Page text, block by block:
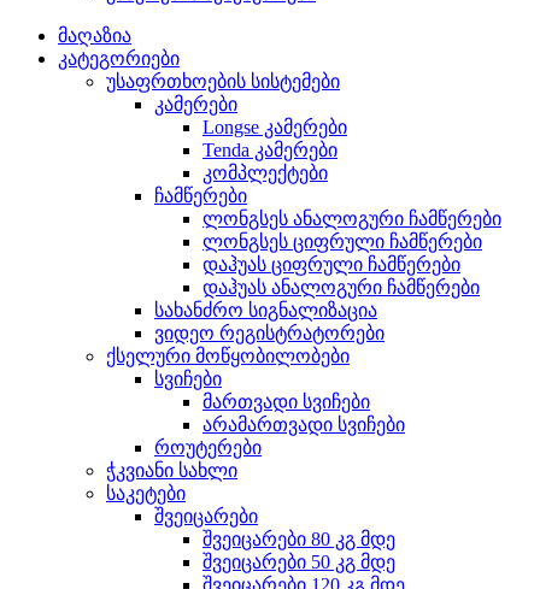
მაღაზია
კატეგორიები
უსაფრთხოების სისტემები
კამერები
Longse კამერები
Tenda კამერები
კომპლექტები
ჩამწერები
ლონგსეს ანალოგური ჩამწერები
ლონგსეს ციფრული ჩამწერები
დაჰუას ციფრული ჩამწერები
დაჰუას ანალოგური ჩამწერები
სახანძრო სიგნალიზაცია
ვიდეო რეგისტრატორები
ქსელური მოწყობილობები
სვიჩები
მართვადი სვიჩები
არამართვადი სვიჩები
როუტერები
ჭკვიანი სახლი
საკეტები
შვეიცარები
შვეიცარები 80 კგ მდე
შვეიცარები 50 კგ მდე